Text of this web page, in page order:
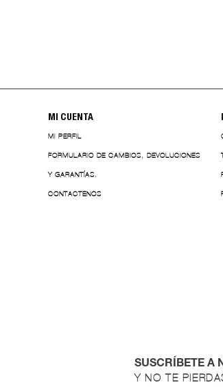
MI CUENTA
MI PERFIL
FORMULARIO DE CAMBIOS, DEVOLUCIONES
Y GARANTÍAS.
CONTACTENOS
SUSCRÍBETE A
Y NO TE